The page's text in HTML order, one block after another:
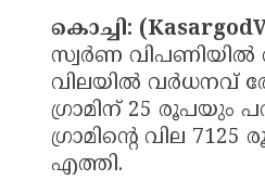
കൊച്ചി:
സ്വർണ വിപണിയിൽ
വിലയിൽ വർധനവ്
ഗ്രാമിന് 25 രൂപയും
ഗ്രാമിന്റെ വില
എത്തി.